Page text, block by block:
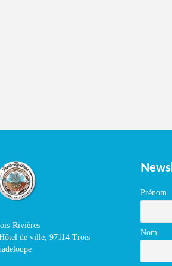
Rivières
de ville, 97114 Trois-
Prénom
Nom